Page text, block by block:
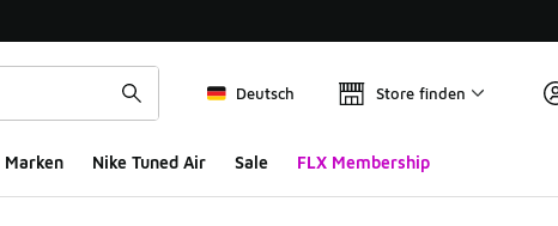
Deutsch Store finden
Marken Nike Tuned Air Sale FLX Membership